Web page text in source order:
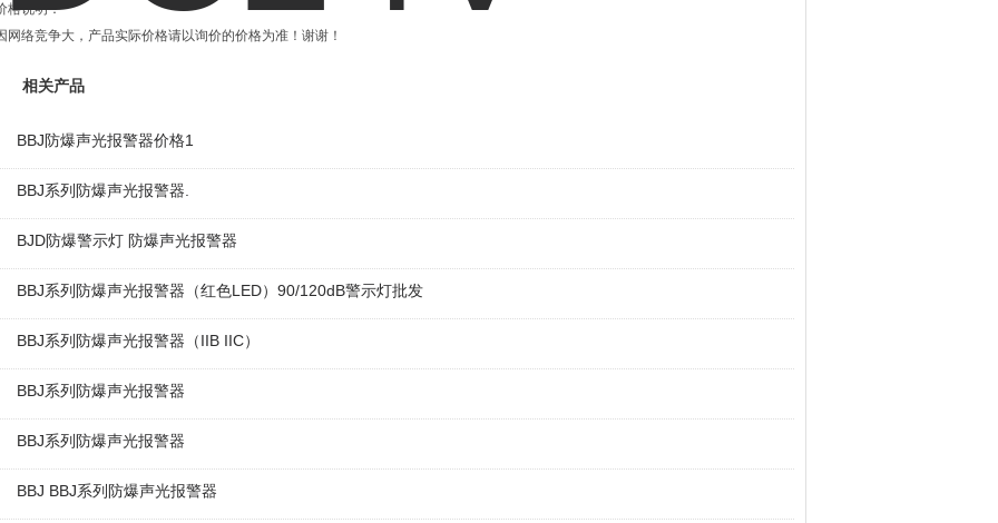
格说明：
网络竞争大，产品实际价格请以询价的价格为准！谢谢！
相关产品
BBJ防爆声光报警器价格1
BBJ系列防爆声光报警器.
BJD防爆警示灯 防爆声光报警器
BBJ系列防爆声光报警器（红色LED）90/120dB警示灯批发
BBJ系列防爆声光报警器（IIB IIC）
BBJ系列防爆声光报警器
BBJ系列防爆声光报警器
BBJ BBJ系列防爆声光报警器